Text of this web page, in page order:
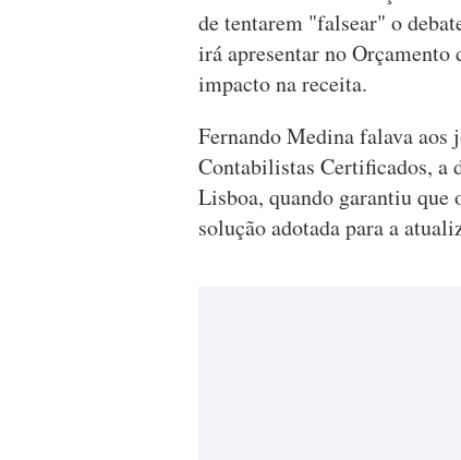
de tentarem "falsear" o
irá apresentar no Orçamento
impacto na receita.
Fernando Medina falava aos
Contabilistas Certificados, a
Lisboa, quando garantiu que
solução adotada para a